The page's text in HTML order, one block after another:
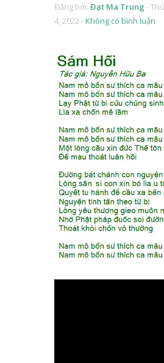
Đăng bởi: Đạt Ma Trung -
4, 2022 -Không có bình luận